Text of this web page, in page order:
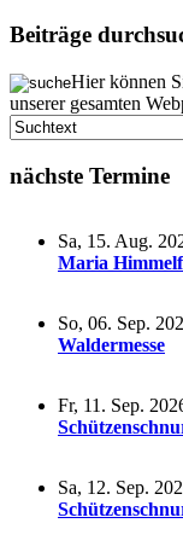
Beiträge
Hier können
unserer gesamten
nächste Termine
Sa, 15. Aug.
Maria
So, 06. Sep.
Waldermesse
Fr, 11. Sep.
Sa, 12. Sep.